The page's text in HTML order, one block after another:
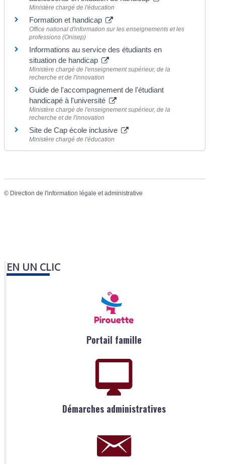
Ministère chargé de l'éducation
Formation et handicap
Office national d'information sur les enseignements et les
professions (Onisep)
Informations au service des étudiants en
situation de handicap
Ministère chargé de l'enseignement supérieur, de la
recherche et de l'innovation
Guide de l'accompagnement de l'étudiant
handicapé à l'université
Ministère chargé de l'enseignement supérieur, de la
recherche et de l'innovation
Site de Cap école inclusive
Ministère chargé de l'éducation
© Direction de l'information légale et administrative
EN UN CLIC
Portail famille
Démarches administratives